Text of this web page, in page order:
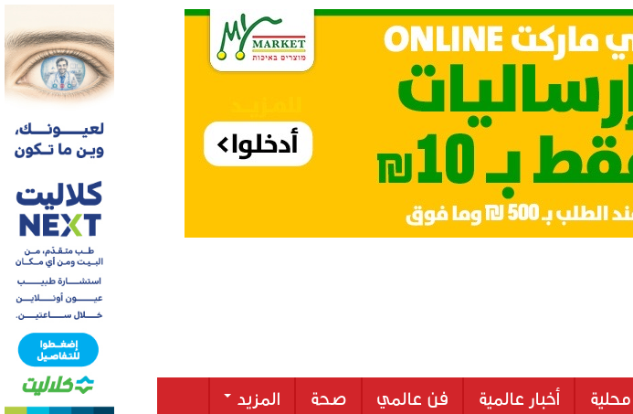
محلية أخبار عالمية فن عالمي صحة المزيد